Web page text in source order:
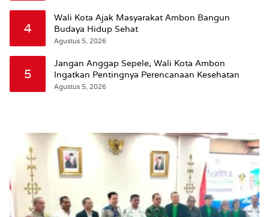
4
Wali Kota Ajak Masyarakat Ambon Bangun
Budaya Hidup Sehat
Agustus 5, 2026
5
Jangan Anggap Sepele, Wali Kota Ambon
Ingatkan Pentingnya Perencanaan Kesehatan
Agustus 5, 2026